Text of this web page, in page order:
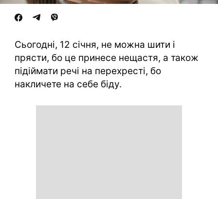
Сьогодні, 12 січня, не можна шити і
прясти, бо це принесе нещастя, а також
підіймати речі на перехресті, бо
накличете на себе біду.